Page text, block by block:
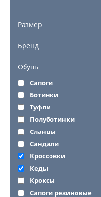
Размер
Бренд
Обувь
Сапоги
Ботинки
Туфли
Полуботинки
Сланцы
Сандали
Кроссовки
Кеды
Кроксы
Сапоги резиновые